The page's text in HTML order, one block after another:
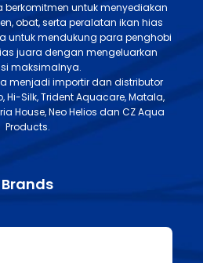
berkomitmen untuk menyediakan
obat, serta peralatan ikan hias
untuk mendukung para penghobi
juara dengan mengeluarkan
maksimalnya.
menjadi importir dan distributor
Hi-Silk, Trident Aquacare, Matala,
House, Neo Helios dan CZ Aqua
Products.
Brands